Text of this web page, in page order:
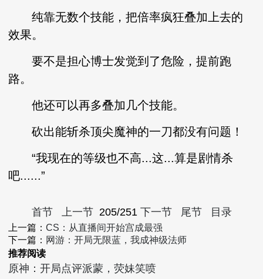
纯靠无数个技能，把倍率疯狂叠加上去的
效果。
要不是担心博士发觉到了危险，提前跑
路。
他还可以再多叠加几个技能。
砍出能斩杀顶尖魔神的一刀都没有问题！
“我现在的等级也不高...这...算是剧情杀
吧......”
首节 上一节 205/251 下一节 尾节 目录
上一篇：CS：从直播间开始宫成最强
下一篇： 网游：开局无限蓝，我成神级法师
推荐阅读
原神：开局点评派蒙，荧妹笑喷